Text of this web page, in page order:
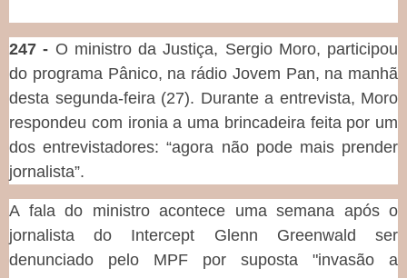
247 - O ministro da Justiça, Sergio Moro, participou
do programa Pânico, na rádio Jovem Pan, na manhã
desta segunda-feira (27). Durante a entrevista, Moro
respondeu com ironia a uma brincadeira feita por um
dos entrevistadores: “agora não pode mais prender
jornalista”.
A fala do ministro acontece uma semana após o
jornalista do Intercept Glenn Greenwald ser
denunciado pelo MPF por suposta "invasão a